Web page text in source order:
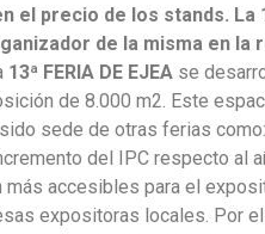
el precio de los stands. La
de la misma en
13ª FERIA DE EJEA se
de 8.000 m2. Este
sede de otras ferias
del IPC respecto al
accesibles para el
expositoras locales. Por